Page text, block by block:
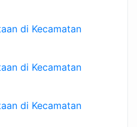
di Kecamatan
di Kecamatan
di Kecamatan